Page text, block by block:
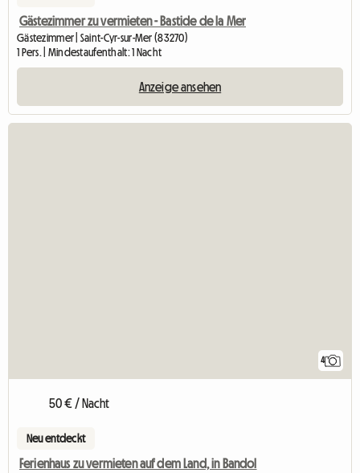
Gästezimmer zu vermieten - Bastide de la Mer
Gästezimmer | Saint-Cyr-sur-Mer (83270)
1 Pers. | Mindestaufenthalt: 1 Nacht
Anzeige ansehen
4
50 € / Nacht
Neu entdeckt
Ferienhaus zu vermieten auf dem Land, in Bandol